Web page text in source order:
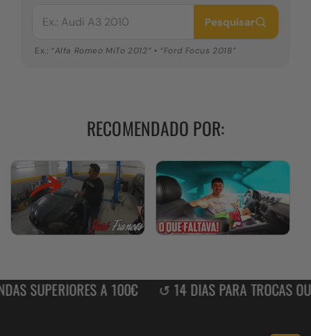
por
modelo
Pesquisar
Ex.: “Alfa Romeo MiTo 2012” • “Ford Focus 2018”
RECOMENDADO POR:
SUPERIORES A 100€ ↺ 14 DIAS PARA TROCAS OU